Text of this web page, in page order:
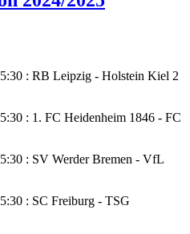
: RB Leipzig - Holstein Kiel 2
: 1. FC Heidenheim 1846 - FC
: SV Werder Bremen - VfL
: SC Freiburg - TSG